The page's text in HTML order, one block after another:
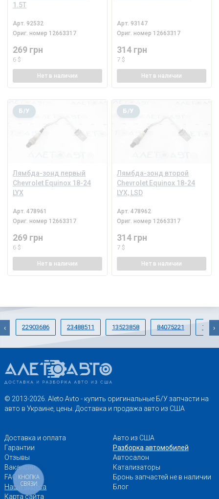
1.5T
Арт. 92532
Ориг. номер 12663317
269 грн
6 $
Нет в наличии
Арт. 93147
Ориг. номер 12663317
314 грн
7 $
Нет в наличии
Лямбда-зонд первый
Chevrolet Equinox 18-24
LYX
Б/У
Арт.478961
Ориг. номер 12663317
269 грн
6 $
Нет в наличии
Лямбда-зонд второй
Chevrolet Equinox 18-24
LYX, LSD
Б/У
Арт.478962
Ориг. номер 12663317
314 грн
7 $
Нет в наличии
22903686 23488511 13523858 84075221
‹ ›
© 2013-2026. Aleto Avto - купить оригинальные Б/У запчасти на
авто в Украине, цены. Доставка и продажа авто из США
Доставка и оплата
Гарантии
Отзывы
Вакансии
FAQ
Наши адреса
Карта сайта
Авто из США
Разборка автомобилей
Автосалон
Катализаторы
Бронь запчастей не в наличии
Блог
КНОПКА
СВЯЗИ